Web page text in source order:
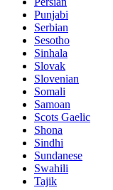
Punjabi
Serbian
Sesotho
Sinhala
Slovak
Slovenian
Somali
Samoan
Scots Gaelic
Shona
Sindhi
Sundanese
Swahili
Tajik